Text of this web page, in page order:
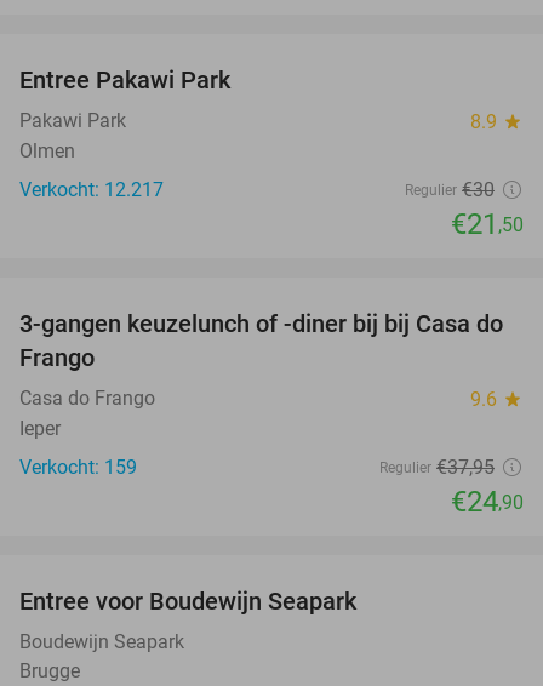
Entree Pakawi Park
Pakawi Park 8.9 star
Olmen
Verkocht: 12.217
Regulier €30
€21 ,50
34%
3-gangen keuzelunch of -diner bij bij Casa do
Frango
Casa do Frango 9.6 star
Ieper
Verkocht: 159
Regulier €37,95
€24,90
Entree voor Boudewijn Seapark
Boudewijn Seapark
Brugge